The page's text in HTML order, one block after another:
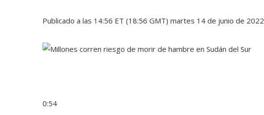
Publicado a las 14:56 ET (18:56 GMT) martes 14 de junio de 2022
0:54